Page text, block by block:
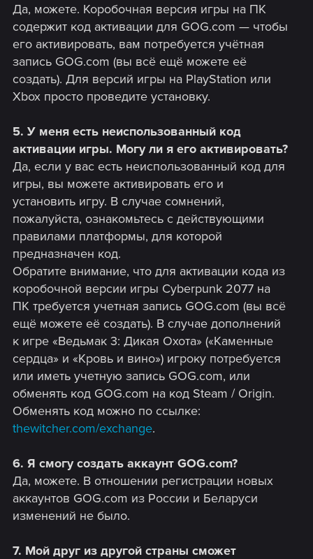
Да, можете. Коробочная версия игры на ПК
содержит код активации для GOG.com — чтобы
его активировать, вам потребуется учётная
запись GOG.com (вы всё ещё можете её
создать). Для версий игры на PlayStation или
Xbox просто проведите установку.
5. У меня есть неиспользованный код
активации игры. Могу ли я его активировать?
Да, если у вас есть неиспользованный код для
игры, вы можете активировать его и
установить игру. В случае сомнений,
пожалуйста, ознакомьтесь с действующими
правилами платформы, для которой
предназначен код.
Обратите внимание, что для активации кода из
коробочной версии игры Cyberpunk 2077 на
ПК требуется учетная запись GOG.com (вы всё
ещё можете её создать). В случае дополнений
к игре «Ведьмак 3: Дикая Охота» («Каменные
сердца» и «Кровь и вино») игроку потребуется
или иметь учетную запись GOG.com, или
обменять код GOG.com на код Steam / Origin.
Обменять код можно по ссылке:
thewitcher.com/exchange.
6. Я смогу создать аккаунт GOG.com?
Да, можете. В отношении регистрации новых
аккаунтов GOG.com из России и Беларуси
изменений не было.
7. Мой друг из другой страны сможет